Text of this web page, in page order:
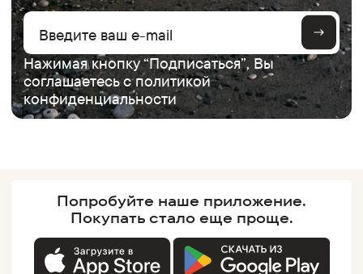
Нажимая кнопку “Подписаться”, Вы
соглашаетесь сполитикой
конфиденциальности
Попробуйте наше приложение.
Покупатьстало еще проще.